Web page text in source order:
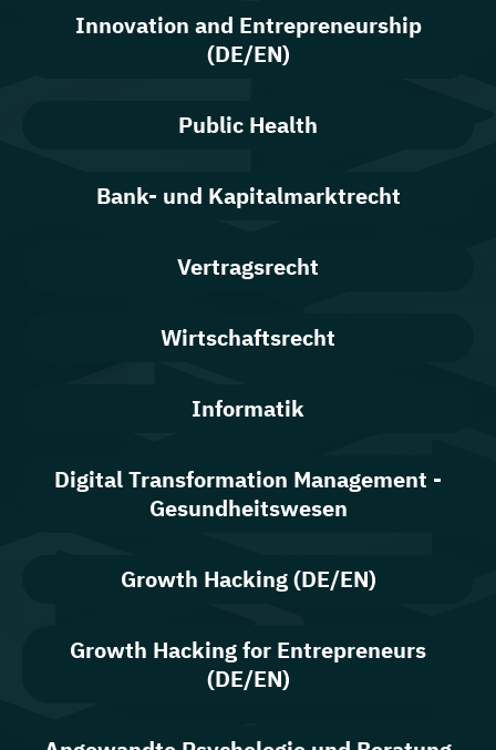
Innovation and Entrepreneurship
(DE/EN)
Public Health
Bank- und Kapitalmarktrecht
Vertragsrecht
Wirtschaftsrecht
Informatik
Digital Transformation Management -
Gesundheitswesen
Growth Hacking (DE/EN)
Growth Hacking for Entrepreneurs
(DE/EN)